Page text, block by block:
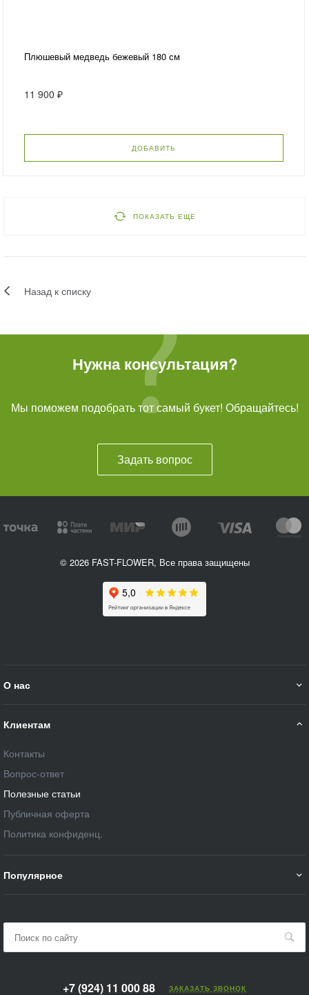
Плюшевый медведь бежевый 180 см
11 900 ₽
ДОБАВИТЬ
ПОКАЗАТЬ ЕЩЕ
Назад к списку
Нужна консультация?
Мы поможем подобрать тот самый букет! Обращайтесь!
Задать вопрос
© 2026 FAST-FLOWER, Все права защищены
О нас
Клиентам
Контакты
Вопрос-ответ
Полезные статьи
Публичная оферта
Политика конфиденц.
Популярное
+7 (924) 11 000 88 ЗАКАЗАТЬ ЗВОНОК